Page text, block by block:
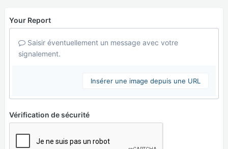
Your Report
Saisir éventuellement un message avec votre
signalement.
Insérer une image depuis une URL
Vérification de sécurité